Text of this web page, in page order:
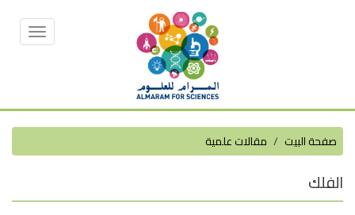
Toggle
صفحة البيت مقالات علمية
الفلك